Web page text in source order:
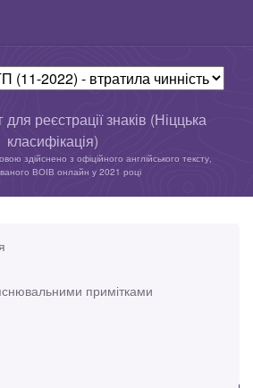
для реєстрації знаків (Ніццька
класифікація)
здійснено з офіційного англійського тексту,
ВОІВ онлайн у 2021 році
примітками